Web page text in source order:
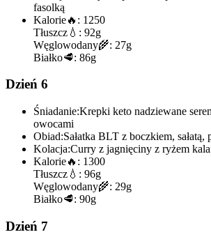
fasolką
Kalorie🔥: 1250
Tłuszcz 💧: 92g
Węglowodany🌾: 27g
Białko🥩: 86g
Dzień 6
Śniadanie:Krepki keto nadziewane
owocami
Obiad:Sałatka BLT z boczkiem,
Kolacja:Curry z jagnięciny z ryżem
Kalorie🔥: 1300
Tłuszcz 💧: 96g
Węglowodany🌾: 29g
Białko🥩: 90g
Dzień 7